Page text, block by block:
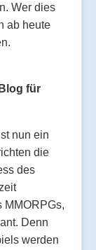
Wer dies
ab heute
für
nun ein
die
des
MMORPGs,
Denn
werden